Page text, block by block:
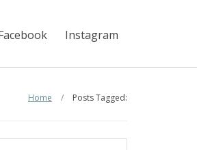
Instagram
Home / Posts Tagged: